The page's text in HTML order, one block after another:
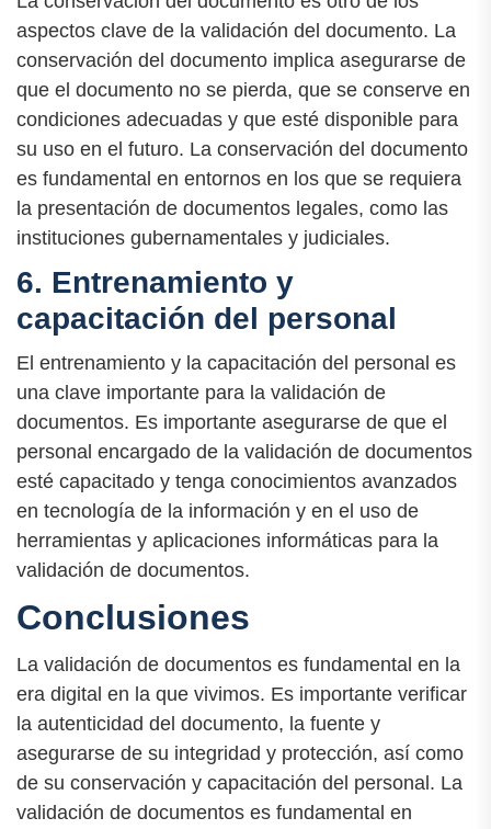
aspectos clave de la validación del documento. La
conservación del documento implica asegurarse de
que el documento no se pierda, que se conserve en
condiciones adecuadas y que esté disponible para
su uso en el futuro. La conservación del documento
es fundamental en entornos en los que se requiera
la presentación de documentos legales, como las
instituciones gubernamentales y judiciales.
6. Entrenamiento y
capacitación del personal
El entrenamiento y la capacitación del personal es
una clave importante para la validación de
documentos. Es importante asegurarse de que el
personal encargado de la validación de documentos
esté capacitado y tenga conocimientos avanzados
en tecnología de la información y en el uso de
herramientas y aplicaciones informáticas para la
validación de documentos.
Conclusiones
La validación de documentos es fundamental en la
era digital en la que vivimos. Es importante verificar
la autenticidad del documento, la fuente y
asegurarse de su integridad y protección, así como
de su conservación y capacitación del personal. La
validación de documentos es fundamental en